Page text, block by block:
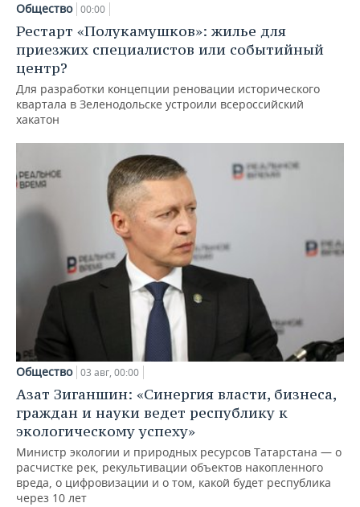
Общество 00:00
Рестарт «Полукамушков»: жилье для
приезжих специалистов или событийный
центр?
Для разработки концепции реновации исторического
квартала в Зеленодольске устроили всероссийский
хакатон
Общество 03 авг, 00:00
Азат Зиганшин: «Синергия власти, бизнеса,
граждан и науки ведет республику к
экологическому успеху»
Министр экологии и природных ресурсов Татарстана — о
расчистке рек, рекультивации объектов накопленного
вреда, о цифровизации и о том, какой будет республика
через 10 лет